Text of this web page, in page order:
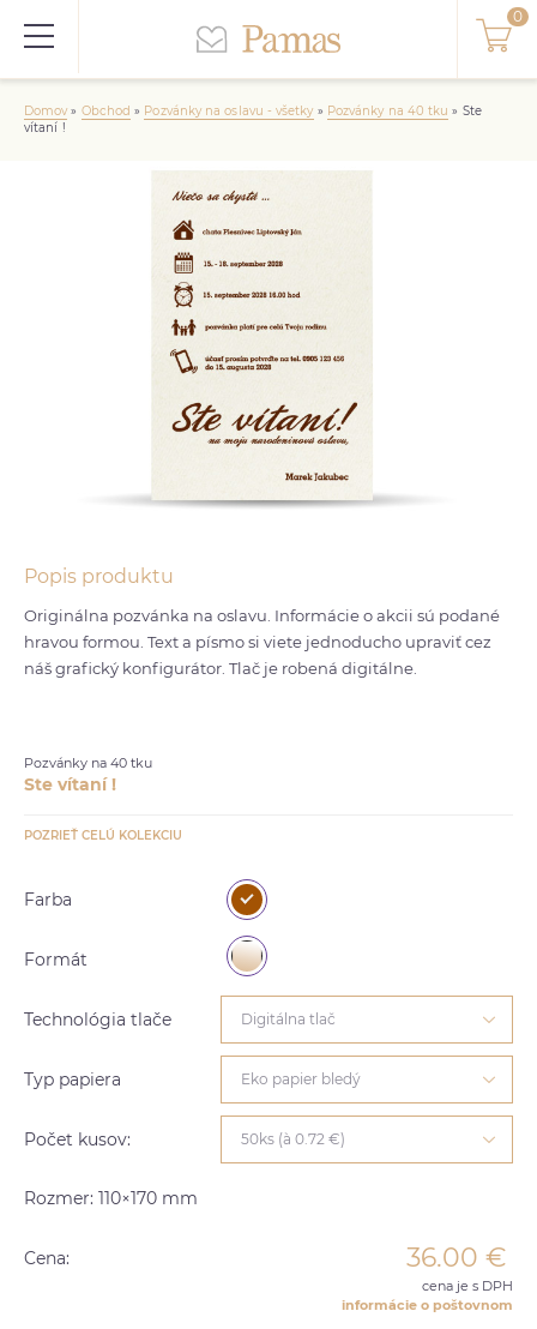
Domov» Obchod » Pozvánky na oslavu - všetky » Pozvánky na 40 tku » Ste
vítaní !
Popis produktu
Originálna pozvánka na oslavu. Informácie o akcii sú podané
hravou formou. Text a písmo si viete jednoducho upraviť cez
náš grafický konfigurátor. Tlač je robená digitálne.
Pozvánky na 40 tku
Ste vítaní !
POZRIEŤ CELÚ KOLEKCIU
Farba
Formát
Technológia tlače Digitálna tlač
Typ papiera Eko papier bledý
Počet kusov: 50ks (à 0.72 €)
Rozmer: 110×170 mm
Cena: 36.00 €
cena je s DPH
informácie o poštovnom